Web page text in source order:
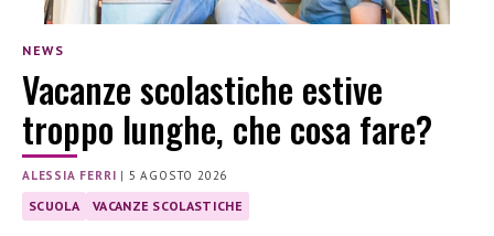
NEWS
Vacanze scolastiche estive
troppo lunghe, che cosa fare?
ALESSIA FERRI | 5 AGOSTO 2026
SCUOLA VACANZE SCOLASTICHE